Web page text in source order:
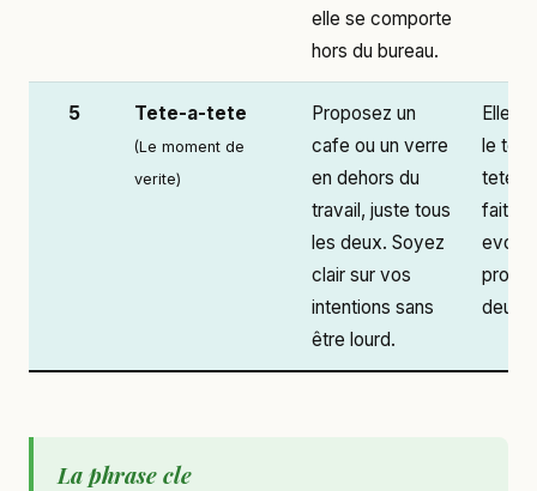
elle se comporte
hors du bureau.
5 Tete-a-tete
(Le moment de
verite)
Proposez un
cafe ou un verre
en dehors du
travail, juste tous
les deux. Soyez
clair sur vos
intentions sans
être lourd.
Elle
le
tete.
fait
deux.
La phrase cle